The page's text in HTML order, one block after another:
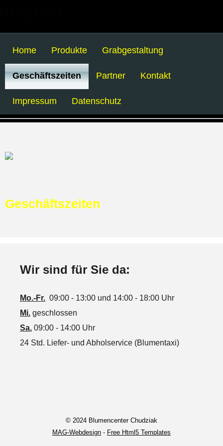
Home Produkte Grabgestaltung
Geschäftszeiten Partner Kontakt
Impressum Datenschutz
Geschäftszeiten
Wir sind für Sie da:
Mo.-Fr. 09:00 - 13:00 und 14:00 - 18:00 Uhr
Mi. geschlossen
Sa. 09:00 - 14:00 Uhr
24 Std. Liefer- und Abholservice (Blumentaxi)
© 2024 Blumencenter Chudziak
MAG-Webdesign - Free Html5 Templates